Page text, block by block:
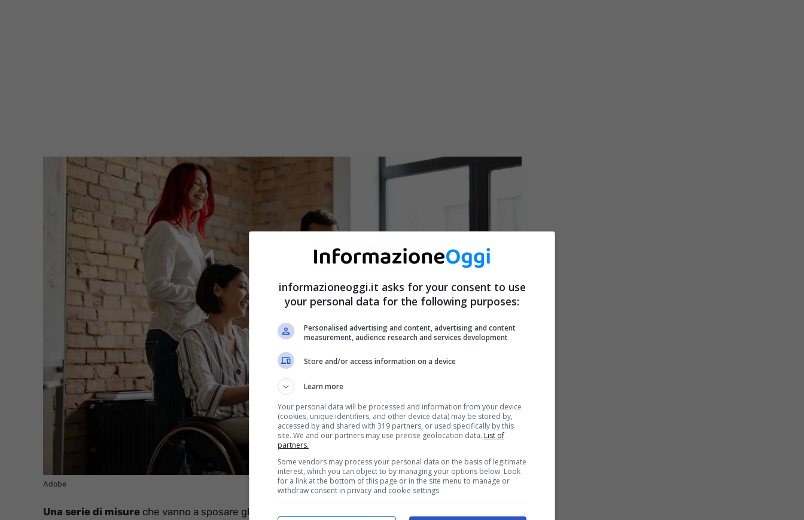
Adobe
Una serie di misure che vanno a sposare gli interessi di milioni di cittadini affetti da disabilità. Misure
informazioneoggi.it asks for your consent to use
your personal data for the following purposes:
Personalised advertising and content, advertising and content
measurement, audience research and services development
Store and/or access information on a device
Learn more
Your personal data will be processed and information from your device
(cookies, unique identifiers, and other device data) may be stored by,
accessed by and shared with 319 partners, or used specifically by this
site. We and our partners may use precise geolocation data. List of
partners.
Some vendors may process your personal data on the basis of legitimate
interest, which you can object to by managing your options below. Look
for a link at the bottom of this page or in the site menu to manage or
withdraw consent in privacy and cookie settings.